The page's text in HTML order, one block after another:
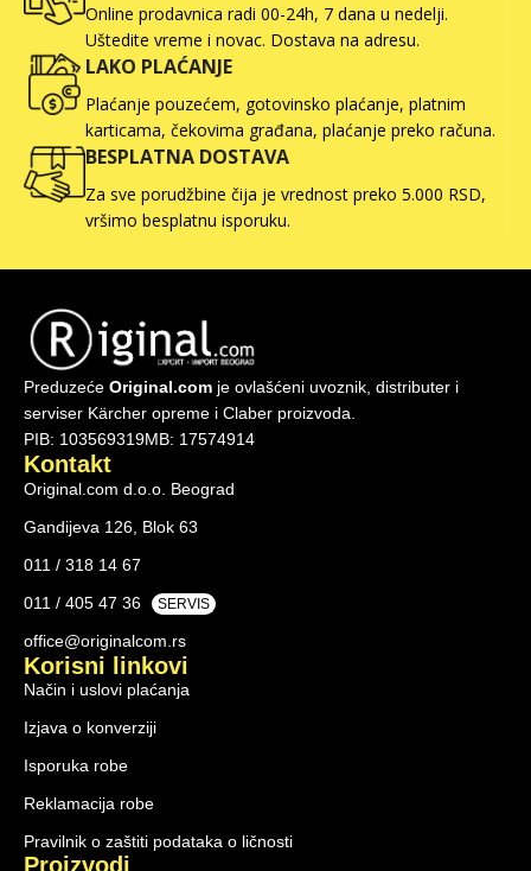
Online prodavnica radi 00-24h, 7 dana u nedelji.
Uštedite vreme i novac. Dostava na adresu.
LAKO PLAĆANJE
Plaćanje pouzećem, gotovinsko plaćanje, platnim
karticama, čekovima građana, plaćanje preko računa.
BESPLATNA DOSTAVA
Za sve porudžbine čija je vrednost preko 5.000 RSD,
vršimo besplatnu isporuku.
Preduzeće Original.com je ovlašćeni uvoznik, distributer i
serviser Kärcher opreme i Claber proizvoda.
PIB: 103569319MB: 17574914
Kontakt
Original.com d.o.o. Beograd
Gandijeva 126, Blok 63
011 / 318 14 67
011 / 405 47 36
SERVIS
office@originalcom.rs
Korisni linkovi
Način i uslovi plaćanja
Izjava o konverziji
Isporuka robe
Reklamacija robe
Pravilnik o zaštiti podataka o ličnosti
Proizvodi